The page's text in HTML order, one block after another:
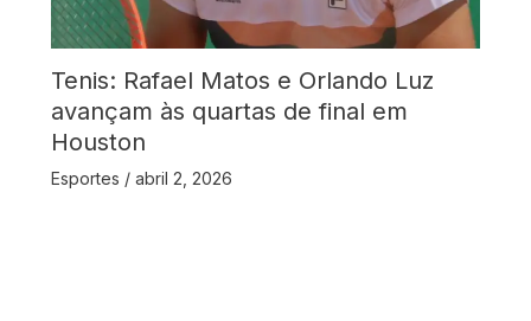
Tenis: Rafael Matos e Orlando Luz
avançam às quartas de final em
Houston
Esportes / abril 2, 2026